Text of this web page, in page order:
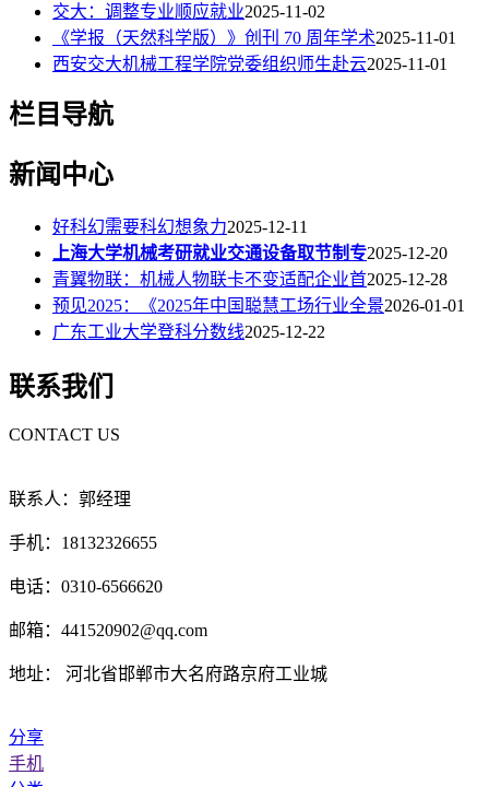
交大：调整专业顺应就业2025-11-02
《学报（天然科学版）》创刊 70 周年学术2025-11-01
西安交大机械工程学院党委组织师生赴云2025-11-01
栏目导航
新闻中心
好科幻需要科幻想象力2025-12-11
上海大学机械考研就业交通设备取节制专2025-12-20
青翼物联：机械人物联卡不变适配企业首2025-12-28
预见2025：《2025年中国聪慧工场行业全景2026-01-01
广东工业大学登科分数线2025-12-22
联系我们
CONTACT US
联系人：郭经理
手机：18132326655
电话：0310-6566620
邮箱：441520902@qq.com
地址： 河北省邯郸市大名府路京府工业城
分享
手机